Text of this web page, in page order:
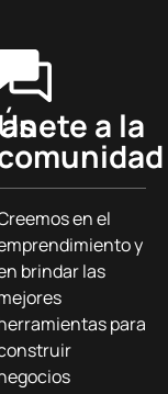
a la
en el
y
brindar las
para